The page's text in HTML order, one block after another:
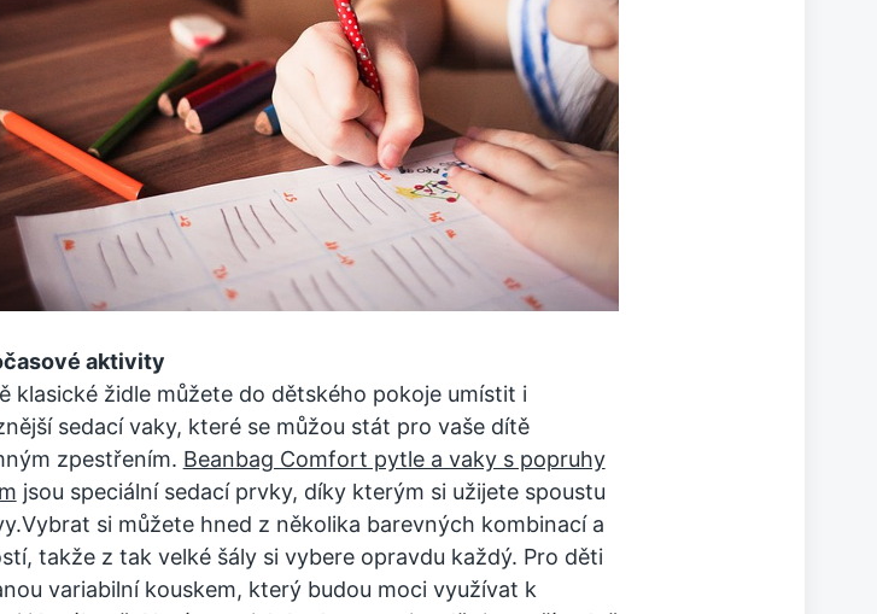
aktivity
klasické židle můžete do dětského pokoje umístit i
sedací vaky, které se můžou stát pro vaše dítě
zpestřením. Beanbag Comfort pytle a vaky s popruhy
jsou speciální sedací prvky, díky kterým si užijete spoustu
si můžete hned z několika barevných kombinací a
takže z tak velké šály si vybere opravdu každý. Pro děti
variabilní kouskem, který budou moci využívat k